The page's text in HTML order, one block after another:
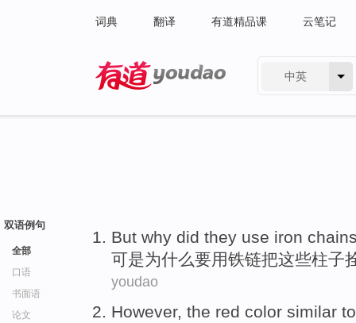
词典 翻译 有道精品课 云笔记
中英
双语例句
全部
口语
书面语
论文
But why did they use iron
可是为什么要用铁链把这些柱子
youdao
However, the red color similar